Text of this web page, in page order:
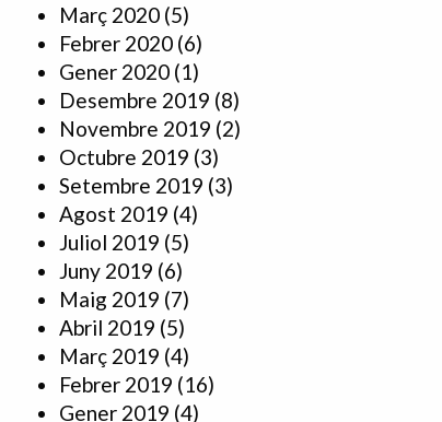
Març 2020 (5)
Febrer 2020 (6)
Gener 2020 (1)
Desembre 2019 (8)
Novembre 2019 (2)
Octubre 2019 (3)
Setembre 2019 (3)
Agost 2019 (4)
Juliol 2019 (5)
Juny 2019 (6)
Maig 2019 (7)
Abril 2019 (5)
Març 2019 (4)
Febrer 2019 (16)
Gener 2019 (4)